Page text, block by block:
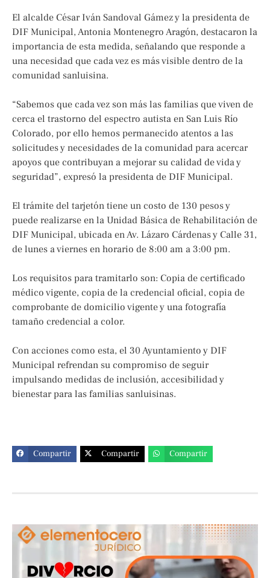
El alcalde César Iván Sandoval Gámez y la presidenta de
DIF Municipal, Antonia Montenegro Aragón, destacaron la
importancia de esta medida, señalando que responde a
una necesidad que cada vez es más visible dentro de la
comunidad sanluisina.
“Sabemos que cada vez son más las familias que viven de
cerca el trastorno del espectro autista en San Luis Río
Colorado, por ello hemos permanecido atentos a las
solicitudes y necesidades de la comunidad para acercar
apoyos que contribuyan a mejorar su calidad de vida y
seguridad”, expresó la presidenta de DIF Municipal.
El trámite del tarjetón tiene un costo de 130 pesos y
puede realizarse en la Unidad Básica de Rehabilitación de
DIF Municipal, ubicada en Av. Lázaro Cárdenas y Calle 31,
de lunes a viernes en horario de 8:00 am a 3:00 pm.
Los requisitos para tramitarlo son: Copia de certificado
médico vigente, copia de la credencial oficial, copia de
comprobante de domicilio vigente y una fotografía
tamaño credencial a color.
Con acciones como esta, el 30 Ayuntamiento y DIF
Municipal refrendan su compromiso de seguir
impulsando medidas de inclusión, accesibilidad y
bienestar para las familias sanluisinas.
Compartir Compartir Compartir